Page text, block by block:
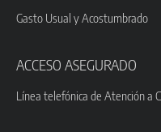
Gasto Usual y Acostumbrado
ACCESO ASEGURADO
Línea telefónica de Atención a